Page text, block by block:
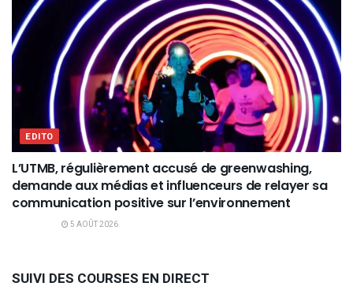
EDITO
L’UTMB, régulièrement accusé de greenwashing,
demande aux médias et influenceurs de relayer sa
communication positive sur l’environnement
5 AOÛT 2026
SUIVI DES COURSES EN DIRECT